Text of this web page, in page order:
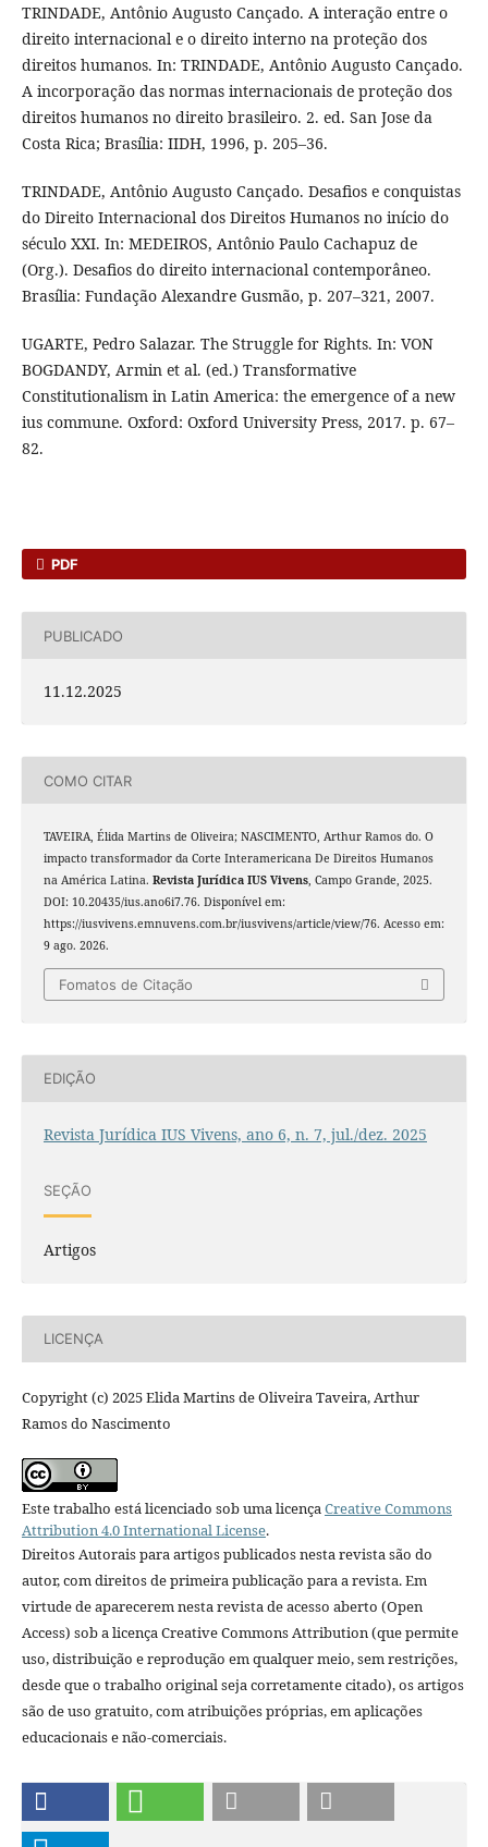
TRINDADE, Antônio Augusto Cançado. A interação entre o
direito internacional e o direito interno na proteção dos
direitos humanos. In: TRINDADE, Antônio Augusto Cançado.
A incorporação das normas internacionais de proteção dos
direitos humanos no direito brasileiro. 2. ed. San Jose da
Costa Rica; Brasília: IIDH, 1996, p. 205–36.
TRINDADE, Antônio Augusto Cançado. Desafios e conquistas
do Direito Internacional dos Direitos Humanos no início do
século XXI. In: MEDEIROS, Antônio Paulo Cachapuz de
(Org.). Desafios do direito internacional contemporâneo.
Brasília: Fundação Alexandre Gusmão, p. 207–321, 2007.
UGARTE, Pedro Salazar. The Struggle for Rights. In: VON
BOGDANDY, Armin et al. (ed.) Transformative
Constitutionalism in Latin America: the emergence of a new
ius commune. Oxford: Oxford University Press, 2017. p. 67–
82.
PDF
PUBLICADO
11.12.2025
COMO CITAR
TAVEIRA, Élida Martins de Oliveira; NASCIMENTO, Arthur Ramos do. O
impacto transformador da Corte Interamericana De Direitos Humanos
na América Latina. Revista Jurídica IUS Vivens, Campo Grande, 2025.
DOI: 10.20435/ius.ano6i7.76. Disponível em:
https://iusvivens.emnuvens.com.br/iusvivens/article/view/76. Acesso em:
9 ago. 2026.
Fomatos de Citação
EDIÇÃO
Revista Jurídica IUS Vivens, ano 6, n. 7, jul./dez. 2025
SEÇÃO
Artigos
LICENÇA
Copyright (c) 2025 Elida Martins de Oliveira Taveira, Arthur
Ramos do Nascimento
Este trabalho está licenciado sob uma licençaCreative Commons
Attribution 4.0 International License.
Direitos Autorais para artigos publicados nesta revista são do
autor, com direitos de primeira publicação para a revista. Em
virtude de aparecerem nesta revista de acesso aberto (Open
Access) sob a licença Creative Commons Attribution (que permite
uso, distribuição e reprodução em qualquer meio, sem restrições,
desde que o trabalho original seja corretamente citado), os artigos
são de uso gratuito, com atribuições próprias, em aplicações
educacionais e não-comerciais.